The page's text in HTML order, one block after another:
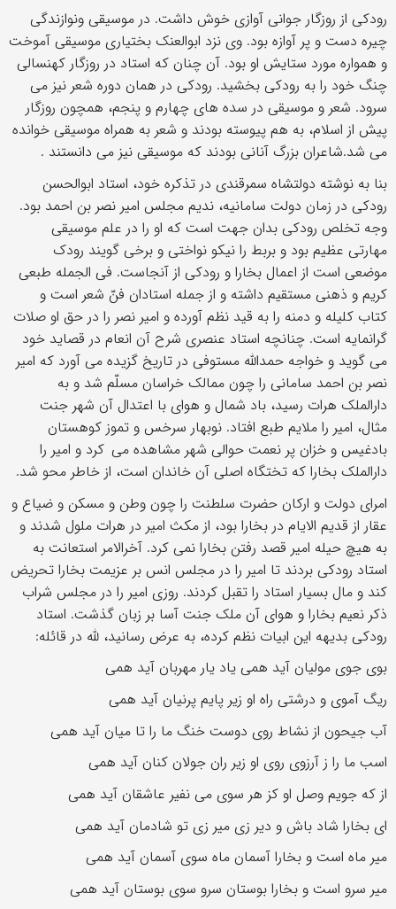
رودکی از روزگار جوانی آوازی خوش داشت. در موسیقی ونوازندگی
چیره دست و پر آوازه بود. وی نزد ابوالعنک بختیاری موسیقی آموخت
و همواره مورد ستایش او بود. آن چنان که استاد در روزگار کهنسالی
چنگ خود را به رودکی بخشید. رودکی در همان دوره شعر نیز می
سرود. شعر و موسیقی در سده های چهارم و پنجم، همچون روزگار
پیش از اسلام، به هم پیوسته بودند و شعر به همراه موسیقی خوانده
می شد.شاعران بزرگ آنانی بودند که موسیقی نیز می دانستند .
بنا به نوشته دولتشاه سمرقندی در تذکره خود، استاد ابوالحسن
رودکی در زمان دولت سامانیه، ندیم مجلس امیر نصر بن احمد بود.
وجه تخلص رودکی بدان جهت است که او را در علم موسیقی
مهارتی عظیم بود و بربط را نیکو نواختی و برخی گویند رودک
موضعی است از اعمال بخارا و رودکی از آنجاست. فی الجمله طبعی
کریم و ذهنی مستقیم داشته و از جمله استادان فنّ شعر است و
کتاب کلیله و دمنه را به قید نظم آورده و امیر نصر را در حق او صلات
گرانمایه است. چنانچه استاد عنصری شرح آن انعام در قصاید خود
می گوید و خواجه حمدالله مستوفی در تاریخ گزیده می آورد که امیر
نصر بن احمد سامانی را چون ممالک خراسان مسلّم شد و به
دارالملک هرات رسید، باد شمال و هوای با اعتدال آن شهر جنت
مثال، امیر را ملایم طبع افتاد. نوبهار سرخس و تموز کوهستان
بادغیس و خزان پر نعمت حوالی شهر مشاهده می کرد و امیر را
دارالملک بخارا که تختگاه اصلی آن خاندان است، از خاطر محو شد.
امرای دولت و ارکان حضرت سلطنت را چون وطن و مسکن و ضیاع و
عقار از قدیم الایام در بخارا بود، از مکث امیر در هرات ملول شدند و
به هیچ حیله امیر قصد رفتن بخارا نمی کرد. آخرالامر استعانت به
استاد رودکی بردند تا امیر را در مجلس انس بر عزیمت بخارا تحریض
کند و مال بسیار استاد را تقبل کردند. روزی امیر را در مجلس شراب
ذکر نعیم بخارا و هوای آن ملک جنت آسا بر زبان گذشت. استاد
رودکی بدیهه این ابیات نظم کرده، به عرض رسانید، لله در قائله:
بوی جوی مولیان آید همی یاد یار مهربان آید همی
ریگ آموی و درشتی راه او زیر پایم پرنیان آید همی
آب جیحون از نشاط روی دوست خنگ ما را تا میان آید همی
اسب ما را ز آرزوی روی او زیر ران جولان کنان آید همی
از که جویم وصل او کز هر سوی می نفیر عاشقان آید همی
ای بخارا شاد باش و دیر زی میر زی تو شادمان آید همی
میر ماه است و بخارا آسمان ماه سوی آسمان آید همی
میر سرو است و بخارا بوستان سرو سوی بوستان آید همی